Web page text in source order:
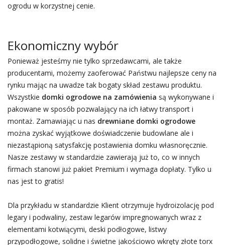
ogrodu w korzystnej cenie.
Ekonomiczny wybór
Ponieważ jesteśmy nie tylko sprzedawcami, ale także
producentami, możemy zaoferować Państwu najlepsze ceny na
rynku mając na uwadze tak bogaty skład zestawu produktu.
Wszystkie domki ogrodowe na zamówienia są wykonywane i
pakowane w sposób pozwalający na ich łatwy transport i
montaż. Zamawiając u nas drewniane domki ogrodowe
można zyskać wyjątkowe doświadczenie budowlane ale i
niezastąpioną satysfakcję postawienia domku własnoręcznie.
Nasze zestawy w standardzie zawierają już to, co w innych
firmach stanowi już pakiet Premium i wymaga dopłaty. Tylko u
nas jest to gratis!
Dla przykładu w standardzie Klient otrzymuje hydroizolację pod
legary i podwaliny, zestaw legarów impregnowanych wraz z
elementami kotwiącymi, deski podłogowe, listwy
przypodłogowe, solidne i świetne jakościowo wkręty złote torx